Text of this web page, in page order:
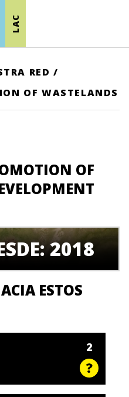
LAC
RED /
OF WASTELANDS
OF
2018
ESTOS
2